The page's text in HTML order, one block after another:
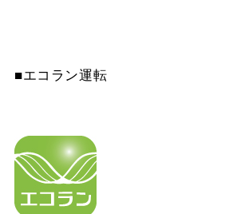
■エコラン運転